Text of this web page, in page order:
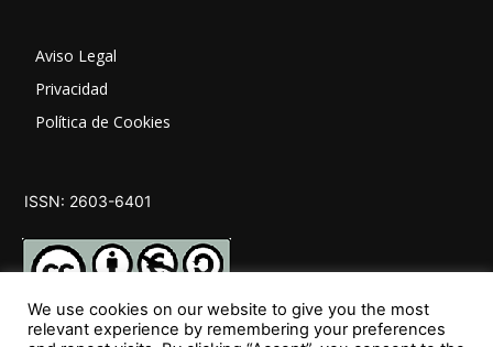
Aviso Legal
Privacidad
Política de Cookies
ISSN: 2603-6401
We use cookies on our website to give you the most
relevant experience by remembering your preferences